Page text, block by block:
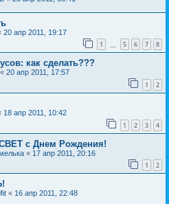
20 апр 2011, 19:17
1 5 6 7 8
как сделать???
« 20 апр 2011, 17:57
1 2
18 апр 2011, 10:42
1 2 3 4
с Днем Рождения!
« 17 апр 2011, 20:16
1 2
« 16 апр 2011, 22:48